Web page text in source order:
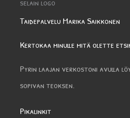
Taidepalvelu Marika Saikkonen
Kertokaa minulle mitä olette
Pyrin laajan verkostoni avulla
sopivan teoksen.
Pikalinkit